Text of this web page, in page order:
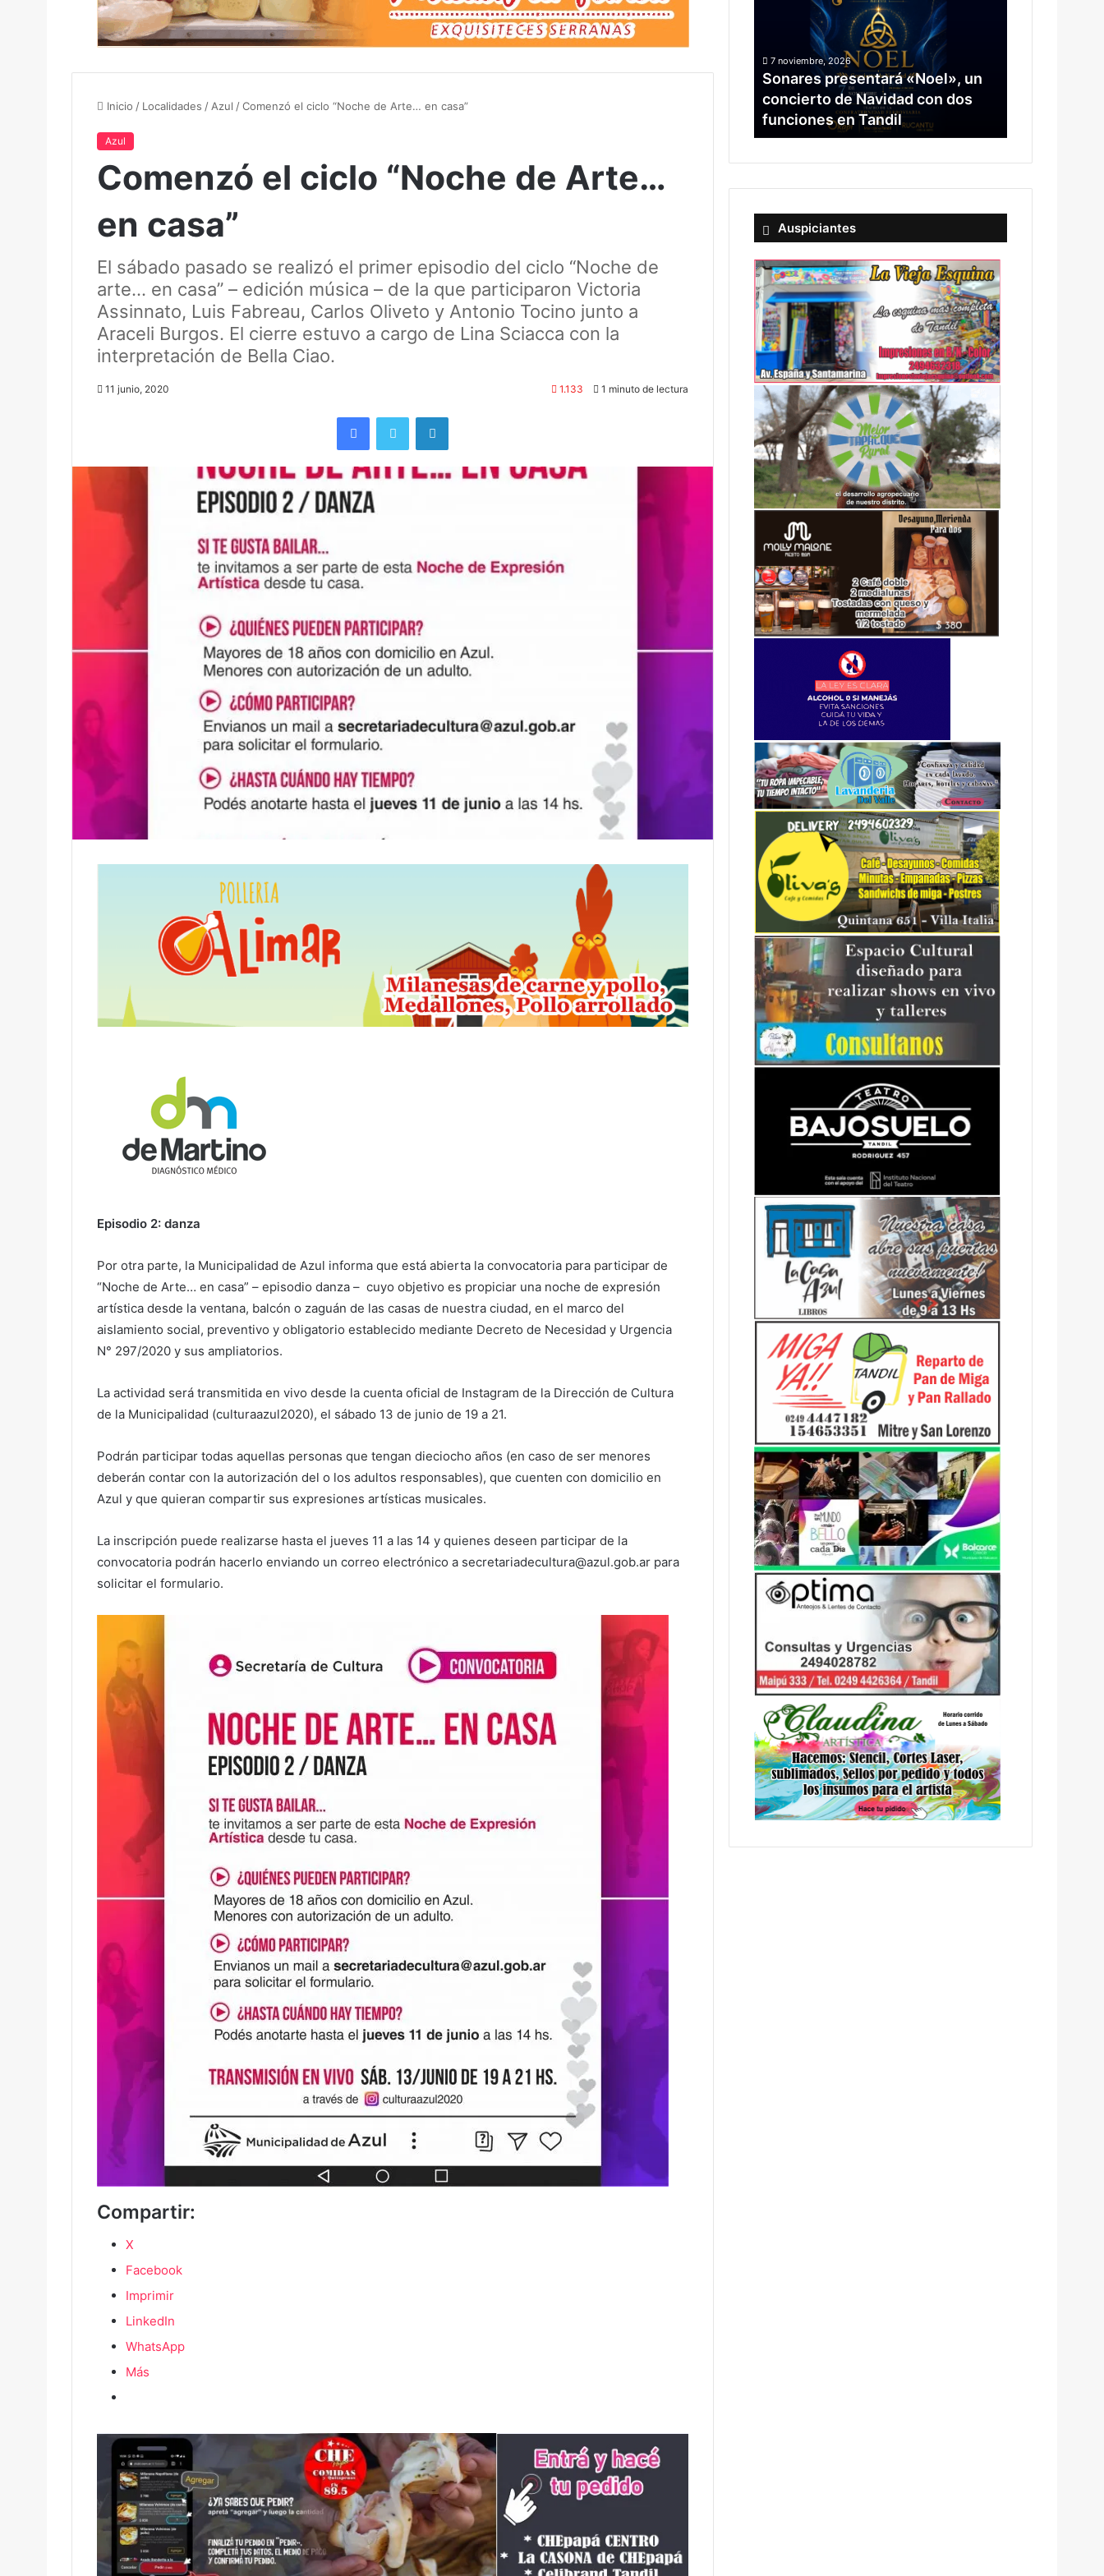
Inicio / Localidades / Azul /Comenzó el ciclo “Noche de Arte… en casa”
Azul
Comenzó el ciclo “Noche de Arte…
en casa”
El sábado pasado se realizó el primer episodio del ciclo “Noche de
arte… en casa” – edición música – de la que participaron Victoria
Assinnato, Luis Fabreau, Carlos Oliveto y Antonio Tocino junto a
Araceli Burgos. El cierre estuvo a cargo de Lina Sciacca con la
interpretación de Bella Ciao.
11 junio, 2020 1.133 1 minuto de lectura
FacebookTwitter LinkedIn
Episodio 2: danza
Por otra parte, la Municipalidad de Azul informa que está abierta la convocatoria para participar de
“Noche de Arte… en casa” – episodio danza – cuyo objetivo es propiciar una noche de expresión
artística desde la ventana, balcón o zaguán de las casas de nuestra ciudad, en el marco del
aislamiento social, preventivo y obligatorio establecido mediante Decreto de Necesidad y Urgencia
N° 297/2020 y sus ampliatorios.
La actividad será transmitida en vivo desde la cuenta oficial de Instagram de la Dirección de Cultura
de la Municipalidad (culturaazul2020), el sábado 13 de junio de 19 a 21.
Podrán participar todas aquellas personas que tengan dieciocho años (en caso de ser menores
deberán contar con la autorización del o los adultos responsables), que cuenten con domicilio en
Azul y que quieran compartir sus expresiones artísticas musicales.
La inscripción puede realizarse hasta el jueves 11 a las 14 y quienes deseen participar de la
convocatoria podrán hacerlo enviando un correo electrónico a secretariadecultura@azul.gob.ar para
solicitar el formulario.
Compartir:
X
Facebook
Imprimir
LinkedIn
WhatsApp
Más
Navidad
con
dos
funciones
en
7 noviembre, 2026
Sonares presentará «Noel», un
concierto de Navidad con dos
funciones en Tandil
Auspiciantes